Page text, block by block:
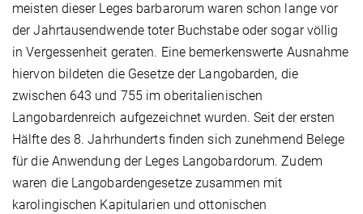
meisten dieser Leges barbarorum waren schon lange vor
der Jahrtausendwende toter Buchstabe oder sogar völlig
in Vergessenheit geraten. Eine bemerkenswerte Ausnahme
hiervon bildeten die Gesetze der Langobarden, die
zwischen 643 und 755 im oberitalienischen
Langobardenreich aufgezeichnet wurden. Seit der ersten
Hälfte des 8. Jahrhunderts finden sich zunehmend Belege
für die Anwendung der Leges Langobardorum. Zudem
waren die Langobardengesetze zusammen mit
karolingischen Kapitularien und ottonischen